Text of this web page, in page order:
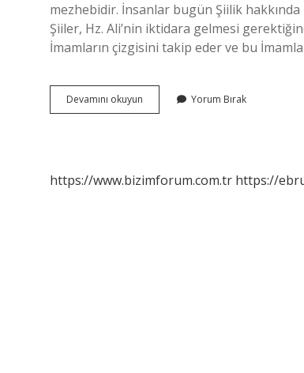
mezhebidir. İnsanlar bugün Şiilik
Şiiler, Hz. Ali’nin iktidara gelmesi
İmamların çizgisini takip eder ve bu
Devamını okuyun
Nın
Yorum Bırak
https://www.bizimforum.com.tr https://